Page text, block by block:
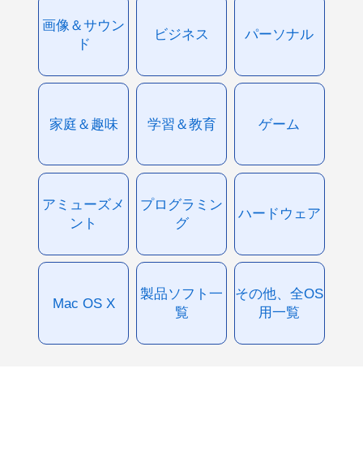
画像＆サウン
ド
ビジネス パーソナル
家庭＆趣味 学習＆教育 ゲーム
アミューズメ
ント
プログラミン
グ
ハードウェア
Mac OS X
製品ソフト一
覧
その他、全OS
用一覧